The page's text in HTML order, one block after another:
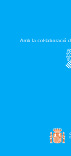
Amb la col·laboració